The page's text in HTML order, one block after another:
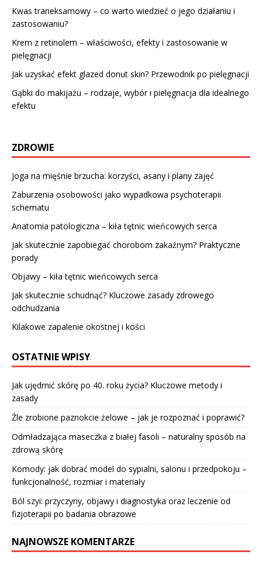
Kwas traneksamowy – co warto wiedzieć o jego działaniu i
zastosowaniu?
Krem z retinolem – właściwości, efekty i zastosowanie w
pielęgnacji
Jak uzyskać efekt glazed donut skin? Przewodnik po pielęgnacji
Gąbki do makijażu – rodzaje, wybór i pielęgnacja dla idealnego
efektu
ZDROWIE
Joga na mięśnie brzucha: korzyści, asany i plany zajęć
Zaburzenia osobowości jako wypadkowa psychoterapii
schematu
Anatomia patologiczna – kiła tętnic wieńcowych serca
Jak skutecznie zapobiegać chorobom zakaźnym? Praktyczne
porady
Objawy – kiła tętnic wieńcowych serca
Jak skutecznie schudnąć? Kluczowe zasady zdrowego
odchudzania
Kilakowe zapalenie okostnej i kości
OSTATNIE WPISY
Jak ujędrnić skórę po 40. roku życia? Kluczowe metody i
zasady
Źle zrobione paznokcie żelowe – jak je rozpoznać i poprawić?
Odmładzająca maseczka z białej fasoli – naturalny sposób na
zdrową skórę
Komody: jak dobrać model do sypialni, salonu i przedpokoju –
funkcjonalność, rozmiar i materiały
Ból szyi: przyczyny, objawy i diagnostyka oraz leczenie od
fizjoterapii po badania obrazowe
NAJNOWSZE KOMENTARZE